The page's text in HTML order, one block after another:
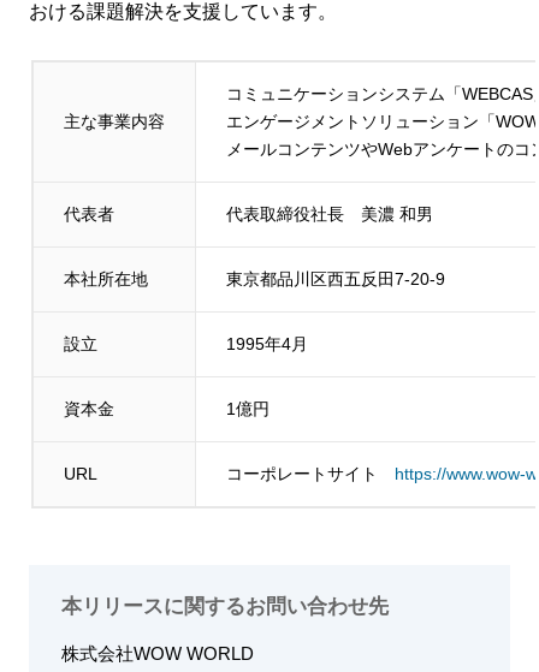
おける課題解決を支援しています。
主な事業内容
コミュニケーションシステム「
エンゲージメントソリューション「
メールコンテンツやWebアンケートのコ
代表者 代表取締役社長 美濃 和男
本社所在地 東京都品川区西五反田7-20-9
設立 1995年4月
資本金 1億円
URL コーポレートサイト https://www.wow-
本リリースに関するお問い合わせ先
株式会社WOW WORLD